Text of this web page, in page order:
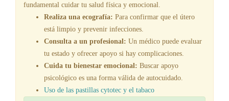
fundamental cuidar tu salud física y emocional.
Realiza una ecografía: Para confirmar que el útero
está limpio y prevenir infecciones.
Consulta a un profesional: Un médico puede evaluar
tu estado y ofrecer apoyo si hay complicaciones.
Cuida tu bienestar emocional: Buscar apoyo
psicológico es una forma válida de autocuidado.
Uso de las pastillas cytotec y el tabaco